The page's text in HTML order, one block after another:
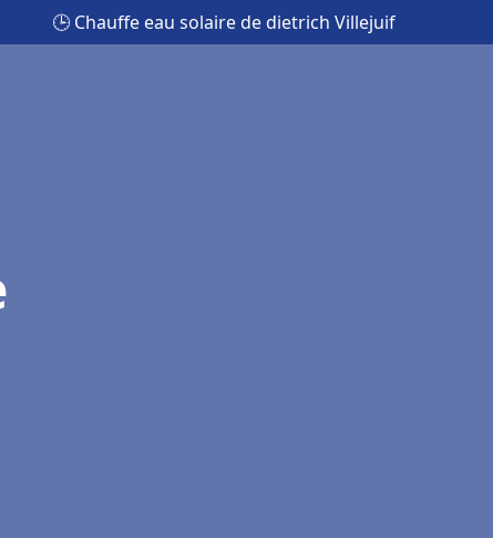
🕒 Chauffe eau solaire de dietrich Villejuif